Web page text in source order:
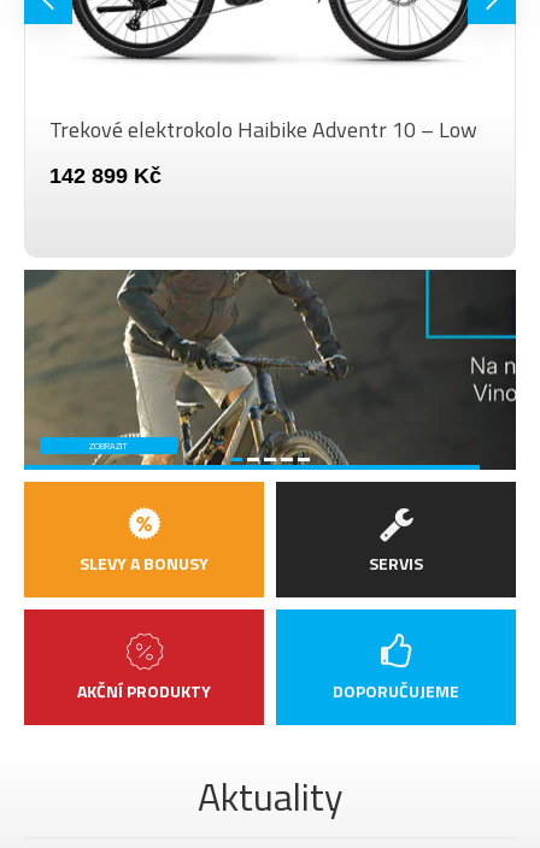
Trekové elektrokolo Haibike Adventr 10 – Low
142 899 Kč
ZOBRAZIT
SLEVY A BONUSY
AKČNÍ PRODUKTY
SERVIS
DOPORUČUJEME
Aktuality